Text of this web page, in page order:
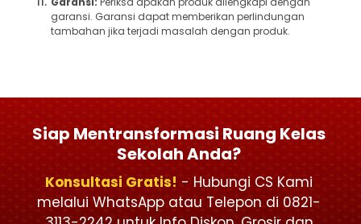
garansi. Garansi dapat memberikan perlindungan
tambahan jika terjadi masalah dengan produk.
Siap Mentransformasi Ruang Kelas
Sekolah Anda?
Konsultasi Gratis! - Hubungi CS Kami
melalui WhatsApp atau Telepon di 0821-